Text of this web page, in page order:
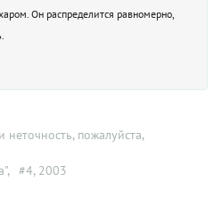
Он распределится равномерно,
пожалуйста,
, #4, 2003